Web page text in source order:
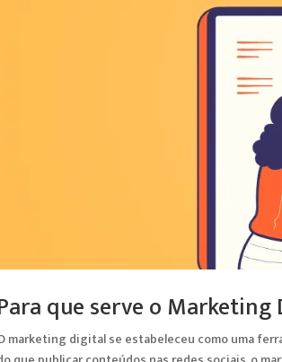
que serve o Marketing
marketing digital se estabeleceu como uma